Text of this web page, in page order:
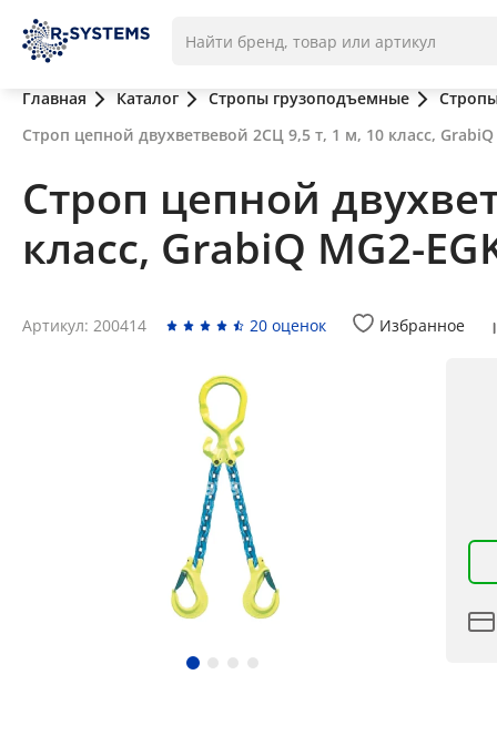
Главная Каталог Стропы грузоподъемные
Строп цепной двухветвевой 2СЦ 9,5 т, 1 м, 10 класс, GrabiQ
Строп цепной
класс, GrabiQ MG2-
Артикул: 200414 20 оценок Избранное